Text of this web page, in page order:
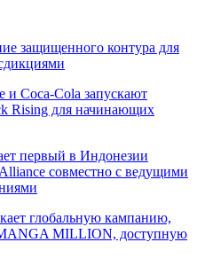
защищенного контура для
и Coca-Cola запускают
Rising для начинающих
первый в Индонезии
совместно с ведущими
глобальную кампанию,
MILLION, доступную